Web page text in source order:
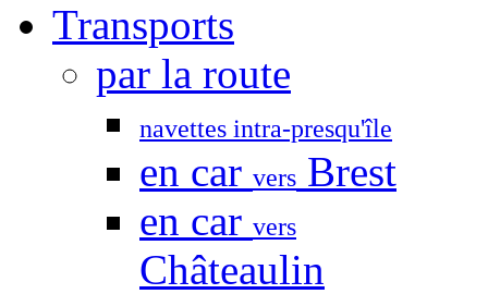
Transports
par la route
navettes intra-presqu'île
en car vers Brest
en car vers
Châteaulin